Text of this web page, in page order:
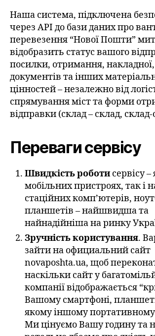
Наша система, підключена
через API до бази даних про
перевезення “Нової Пошти”
відобразить статус вашого
посилки, отримання,
документів та інших
цінностей – незалежно від
спрямування міст та форми
відправки (склад – склад, склад-
Переваги сервісу
Швидкість роботисервісу –
мобільних пристроях, так і
стаційних комп’ютерів,
планшетів – найшвидша та
найнадійніша на ринку
Зручність користування.
зайти на официальний сайт
novaposhta.ua, щоб
наскільки сайт у
компанії відображається
Вашому смартфоні,
якому іншому портативному
Ми цінуємо Вашу годину та